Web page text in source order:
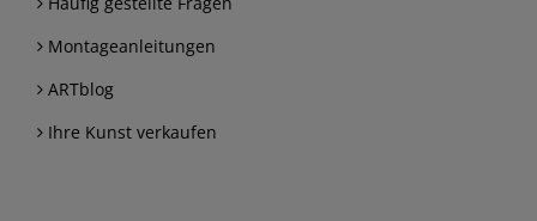
Montageanleitungen
ARTblog
Ihre Kunst verkaufen